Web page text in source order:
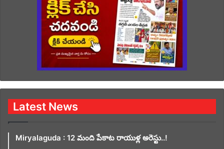
Latest News
Miryalaguda : 12 మంది పేకాట రాయుళ్ల అరెస్టు..!